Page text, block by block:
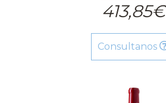
413,85€
Consultanos